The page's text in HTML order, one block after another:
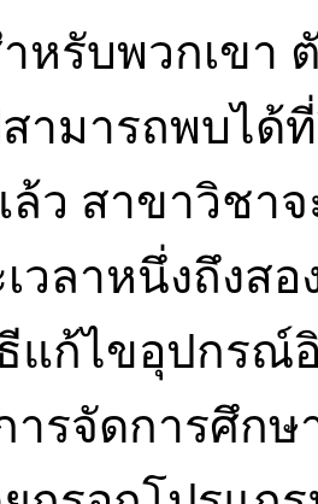
หรับพวกเขา
สามารถพบไ
ว สาขาวิชา
วลาหนึ่งถึงส
แก้ไขอุปกรณ์
รจัดการศึกษ